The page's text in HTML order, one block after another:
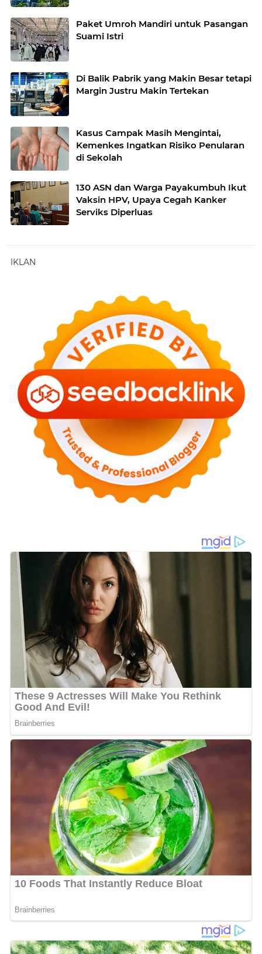
Paket Umroh Mandiri untuk Pasangan
Suami Istri
Di Balik Pabrik yang Makin Besar tetapi
Margin Justru Makin Tertekan
Kasus Campak Masih Mengintai,
Kemenkes Ingatkan Risiko Penularan
di Sekolah
130 ASN dan Warga Payakumbuh Ikut
Vaksin HPV, Upaya Cegah Kanker
Serviks Diperluas
IKLAN